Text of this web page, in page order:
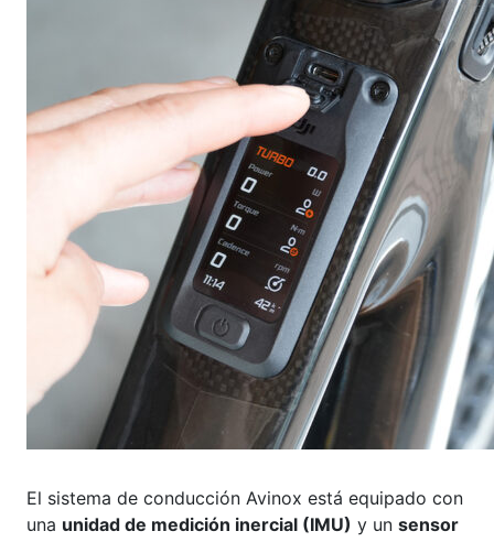
El sistema de conducción Avinox está equipado con
una unidad de medición inercial (IMU) y un sensor